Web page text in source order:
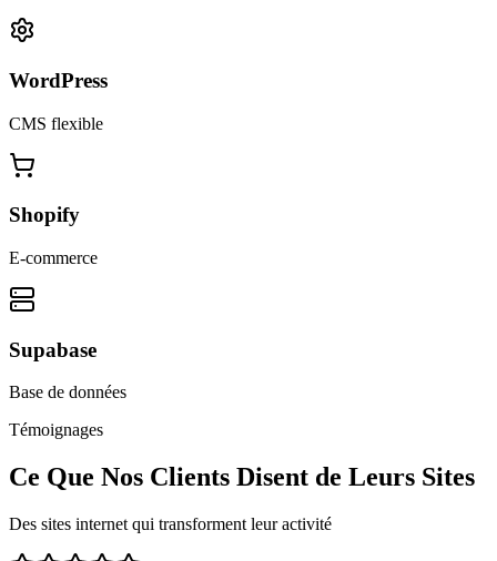
WordPress
CMS flexible
Shopify
E-commerce
Supabase
Base de données
Témoignages
Ce Que Nos Clients Disent de Leurs Sites
Des sites internet qui transforment leur activité